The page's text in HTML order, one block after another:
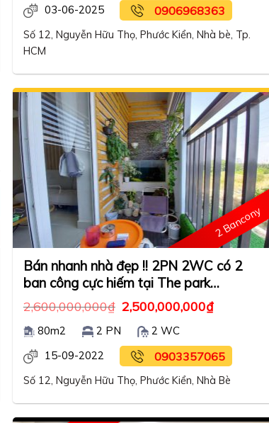
03-06-2025
0906968363
Số 12, Nguyễn Hữu Thọ, Phước Kiển, Nhà bè, Tp.
HCM
2 Bancony
Bán nhanh nhà đẹp !! 2PN 2WC có 2
ban công cực hiếm tại The park
residence
2,600,000,000₫ 2,500,000,000₫
80m2 2 PN
2 WC
15-09-2022
0903357065
Số 12, Nguyễn Hữu Thọ, Phước Kiển, Nhà Bè